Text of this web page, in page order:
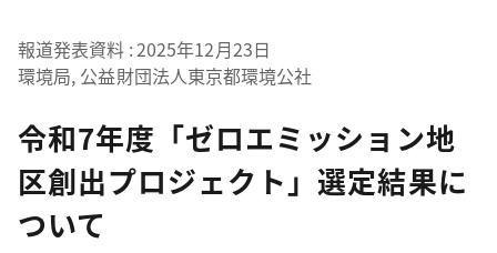
報道発表資料 2025年12月23日
環境局, 公益財団法人東京都環境公社
令和7年度「ゼロエミッション地
区創出プロジェクト」選定結果に
ついて